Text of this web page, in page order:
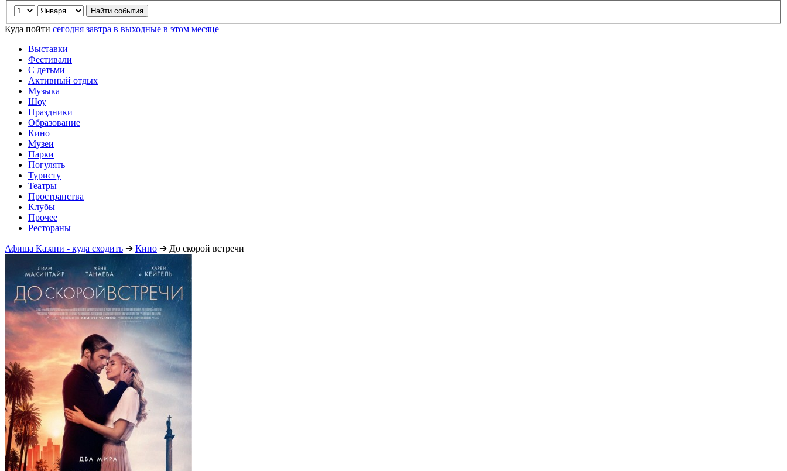
Куда пойти сегодня завтра в выходные в этом месяце
Выставки
Фестивали
С детьми
Активный отдых
Музыка
Шоу
Праздники
Образование
Кино
Музеи
Парки
Погулять
Туристу
Театры
Пространства
Клубы
Прочее
Рестораны
Афиша Казани - куда сходить ➔ Кино ➔ До скорой встречи